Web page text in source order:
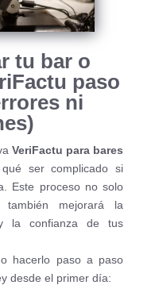
tu bar o
paso
ni
VeriFactu para bares
ser complicado si
Este proceso no solo
mejorará la
la confianza de tus
hacerlo paso a paso
desde el primer día: